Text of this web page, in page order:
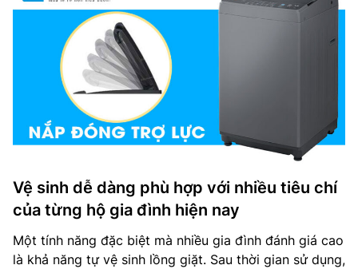
Vệ sinh dễ dàng phù hợp với nhiều tiêu chí
của từng hộ gia đình hiện nay
Một tính năng đặc biệt mà nhiều gia đình đánh giá cao
là khả năng tự vệ sinh lồng giặt. Sau thời gian sử dụng,